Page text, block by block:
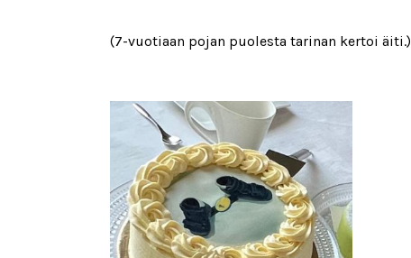
(7-vuotiaan pojan puolesta tarinan kertoi äiti.)